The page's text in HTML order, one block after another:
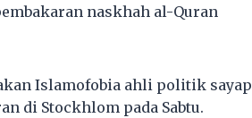
naskhah al-Quran
Islamofobia ahli politik sayap
di Stockhlom pada Sabtu.